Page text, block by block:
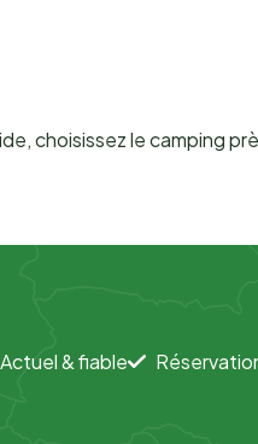
choisissez le camping
Actuel & fiable